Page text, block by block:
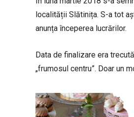
localității Slătinița. S-a tot
anunța începerea lucrărilor.
Data de finalizare era
„frumosul centru”. Doar un